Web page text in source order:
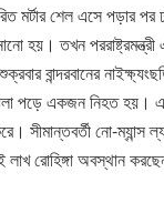
মর্টার শেল এসে পড়ার পর
হয়। তখন
বান্দরবানের
পড়ে একজন নিহত হয়।
সীমান্তবর্তী নো-ম্যান্স
রোহিঙ্গা অবস্থান